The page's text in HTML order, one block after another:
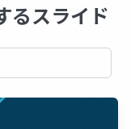
るスライド